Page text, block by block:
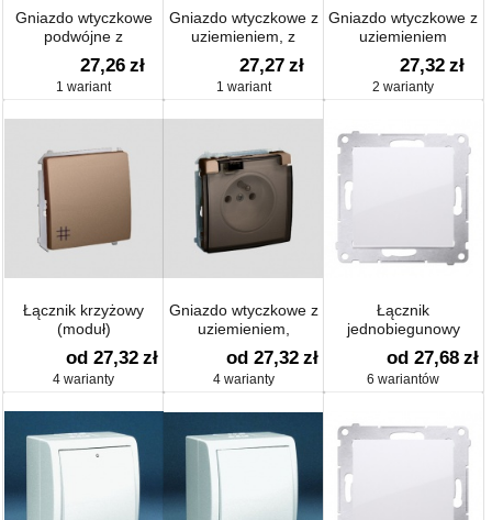
Gniazdo wtyczkowe
podwójne z
uziemieniem
kompletne 16 A
27,26 zł
1 wariant
Gniazdo wtyczkowe z
uziemieniem, z
przesłonami torów
prądowych, klapka
dymna
27,27 zł
1 wariant
Gniazdo wtyczkowe z
uziemieniem
bryzgoszczelne
(moduł)
27,32 zł
2 warianty
Łącznik krzyżowy
(moduł)
od 27,32 zł
4 warianty
Gniazdo wtyczkowe z
uziemieniem,
bryzgoszczelne,
klapka dymna (moduł)
od 27,32 zł
4 warianty
Łącznik
jednobiegunowy
(moduł) 16 AX
od 27,68 zł
6 wariantów